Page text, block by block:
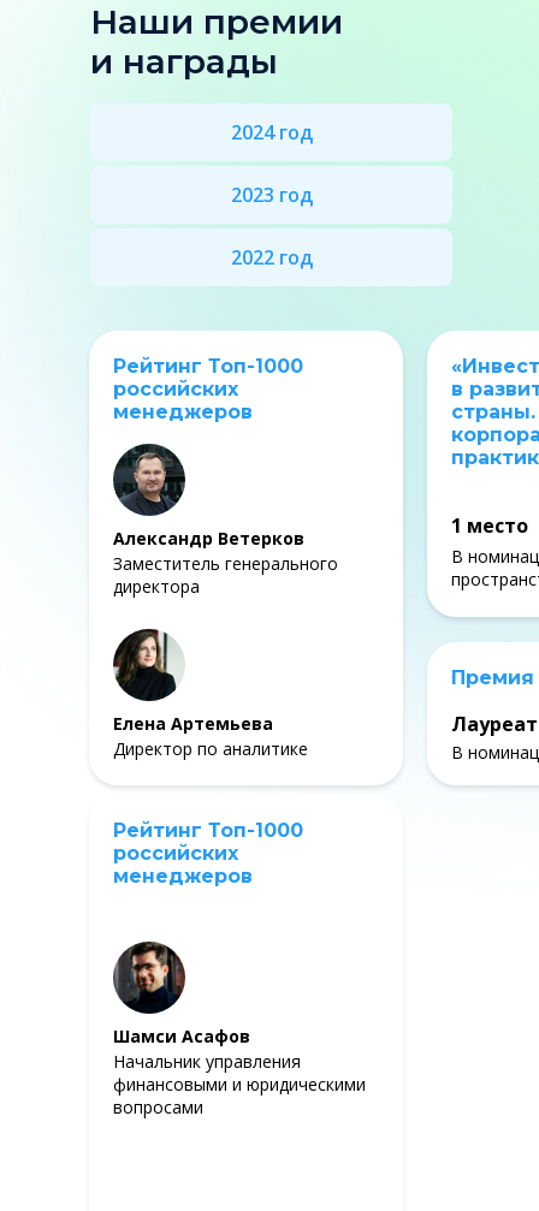
Наши премии
и награды
2024 год
2023 год
2022 год
В
Лауреат
Премия
в
1 место
В
Рейтинг Топ-1000
российских
менеджеров
Александр Ветерков
Елена Артемьева
Заместитель генерального
директора
Директор по аналитике
Рейтинг Топ-1000
российских
менеджеров
Шамси Асафов
Начальник управления
финансовыми и юридическими
вопросами